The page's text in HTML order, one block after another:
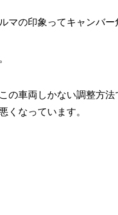
マの印象ってキャンバー
の車両しかない調整方
くなっています。